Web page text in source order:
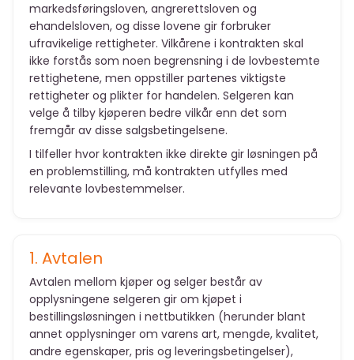
markedsføringsloven, angrerettsloven og
ehandelsloven, og disse lovene gir forbruker
ufravikelige rettigheter. Vilkårene i kontrakten skal
ikke forstås som noen begrensning i de lovbestemte
rettighetene, men oppstiller partenes viktigste
rettigheter og plikter for handelen. Selgeren kan
velge å tilby kjøperen bedre vilkår enn det som
fremgår av disse salgsbetingelsene.
I tilfeller hvor kontrakten ikke direkte gir løsningen på
en problemstilling, må kontrakten utfylles med
relevante lovbestemmelser.
1. Avtalen
Avtalen mellom kjøper og selger består av
opplysningene selgeren gir om kjøpet i
bestillingsløsningen i nettbutikken (herunder blant
annet opplysninger om varens art, mengde, kvalitet,
andre egenskaper, pris og leveringsbetingelser),